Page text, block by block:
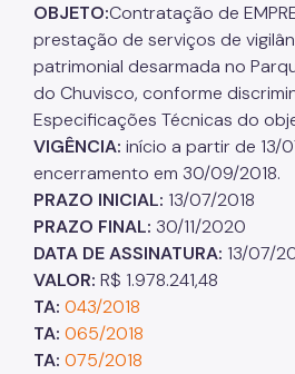
OBJETO:Contratação de
prestação de serviços de
patrimonial desarmada no
do Chuvisco, conforme
Especificações Técnicas do
VIGÊNCIA: início a partir de 13/
encerramento em 30/09/2018.
PRAZO INICIAL: 13/07/2018
PRAZO FINAL: 30/11/2020
DATA DE ASSINATURA: 13/07/
VALOR: R$ 1.978.241,48
TA: 043/2018
TA: 065/2018
TA: 075/2018